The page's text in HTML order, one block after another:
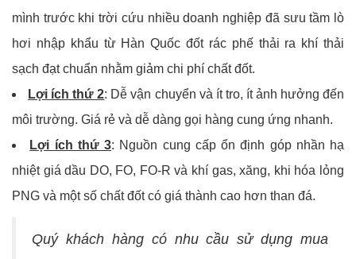
mình trước khi trời cứu nhiều doanh nghiệp đã sưu tầm lò
hơi nhập khẩu từ Hàn Quốc đốt rác phế thải ra khí thải
sạch đạt chuẩn nhằm giảm chi phí chất đốt.
Lợi ích thứ 2: Dễ vận chuyển và ít tro, ít ảnh hưởng đến
môi trường. Giá rẻ và dễ dàng gọi hàng cung ứng nhanh.
Lợi ích thứ 3: Nguồn cung cấp ổn định góp nhần hạ
nhiệt giá dầu DO, FO, FO-R và khí gas, xăng, khi hóa lỏng
PNG và một số chất đốt có giá thành cao hơn than đá.
Quý khách hàng có nhu cầu sử dụng mua